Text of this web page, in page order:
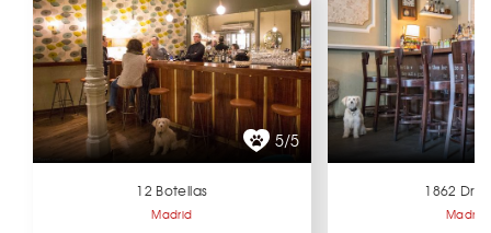
5/5
12 Botellas
Madrid
1862 Dry
Madrid